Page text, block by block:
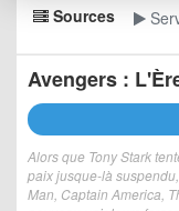
Sources
Avengers :
Alors que Tony Stark
paix jusque-là
Man, Captain America,